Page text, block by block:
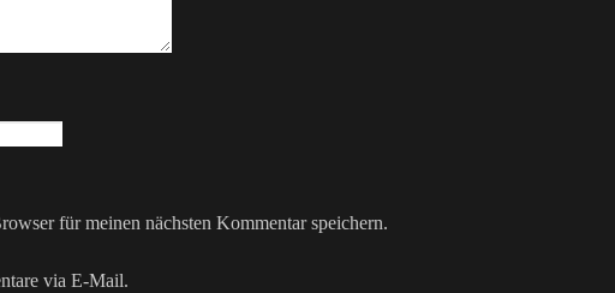
für meinen nächsten Kommentar speichern.
via E-Mail.